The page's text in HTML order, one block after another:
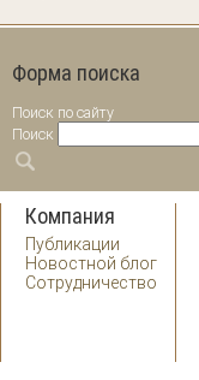
Форма поиска
Поиск по сайту
Поиск
Компания
Публикации
Новостной блог
Сотрудничество